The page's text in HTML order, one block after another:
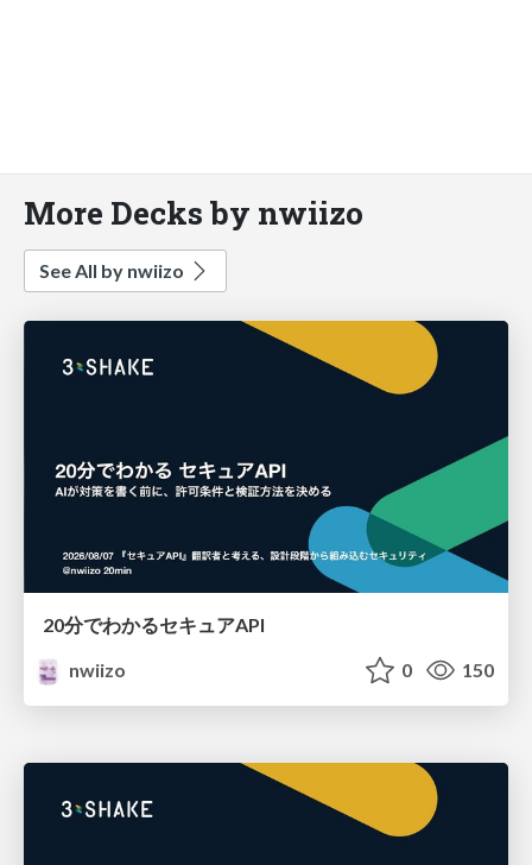
More Decks by nwiizo
See All by nwiizo
20分でわかるセキュアAPI
nwiizo
0 150